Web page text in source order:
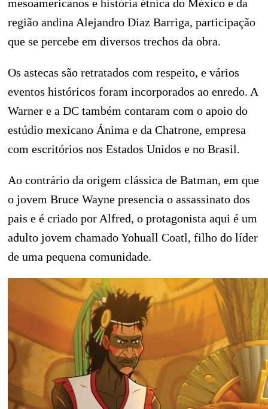
mesoamericanos e história étnica do México e da
região andina Alejandro Diaz Barriga, participação
que se percebe em diversos trechos da obra.
Os astecas são retratados com respeito, e vários
eventos históricos foram incorporados ao enredo. A
Warner e a DC também contaram com o apoio do
estúdio mexicano Ánima e da Chatrone, empresa
com escritórios nos Estados Unidos e no Brasil.
Ao contrário da origem clássica de Batman, em que
o jovem Bruce Wayne presencia o assassinato dos
pais e é criado por Alfred, o protagonista aqui é um
adulto jovem chamado Yohuall Coatl, filho do líder
de uma pequena comunidade.